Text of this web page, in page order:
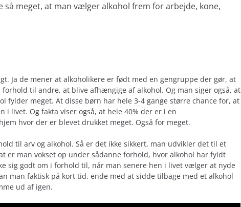
så meget, at man vælger alkohol frem for arbejde, kone,
Ja de mener at alkoholikere er født med en gengruppe der gør, at
til andre, at blive afhængige af alkohol. Og man siger også, at
fylder meget. At disse børn har hele 3-4 gange større chance for, at
i livet. Og fakta viser også, at hele 40% der er i en
hvor der er blevet drukket meget. Også for meget.
til arv og alkohol. Så er det ikke sikkert, man udvikler det til et
er man vokset op under sådanne forhold, hvor alkohol har fyldt
sig godt om i forhold til, når man senere hen i livet vælger at nyde
man faktisk på kort tid, ende med at sidde tilbage med et alkohol
ud af igen.